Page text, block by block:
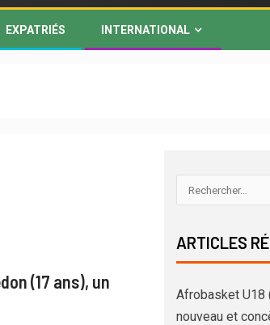
EXPATRIÉS INTERNATIONAL
(17 ans), un
ARTICLES
Afrobasket U18
nouveau et